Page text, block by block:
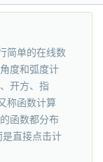
简单的在线数
度和弧度计
开方、指
称函数计算
函数都分布
直接点击计